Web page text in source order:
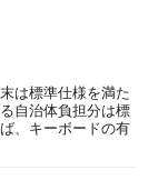
は標準仕様を満た
自治体負担分は標
、キーボードの有